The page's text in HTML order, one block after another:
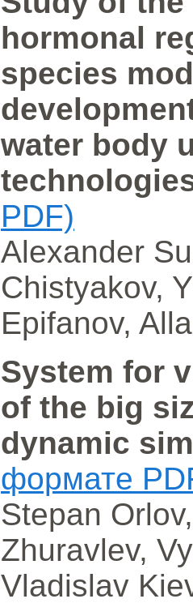
hormonal
species
water body
PDF)
Alexander
Chistyakov,
Epifanov,
System for
of the big
dynamic
формате
Stepan
Zhuravlev,
Vladislav